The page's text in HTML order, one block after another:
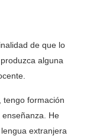
de que lo
alguna
tengo formación
He
extranjera